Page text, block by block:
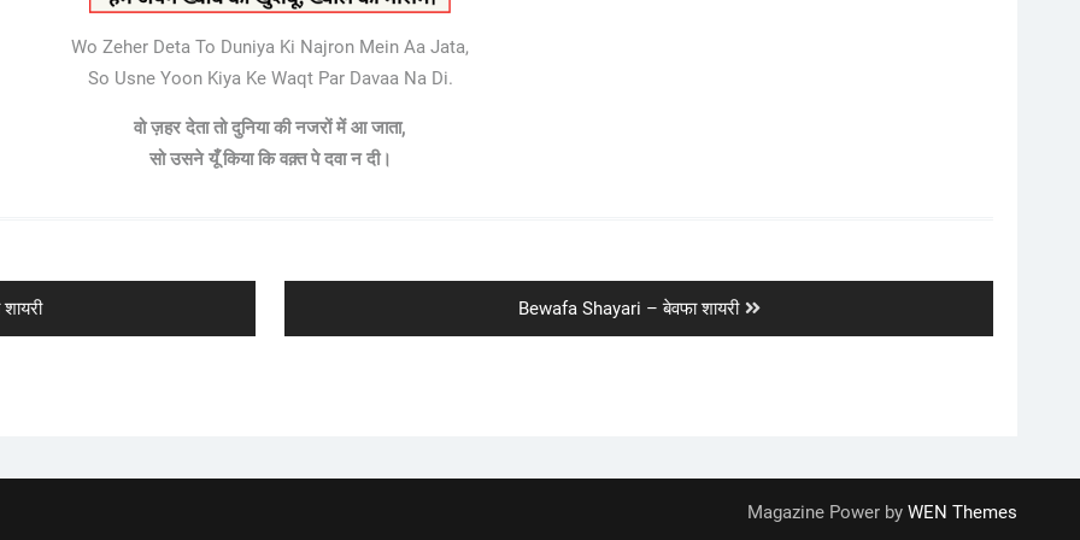
Wo Zeher Deta To Duniya Ki Najron Mein Aa Jata,
So Usne Yoon Kiya Ke Waqt Par Davaa Na Di.
वो ज़हर देता तो दुनिया की नजरों में आ जाता,
सो उसने यूँ किया कि वक़्त पे दवा न दी।
Next
post:
Bewafa Shayari – बेवफा शायरी
Magazine Power by WEN Themes